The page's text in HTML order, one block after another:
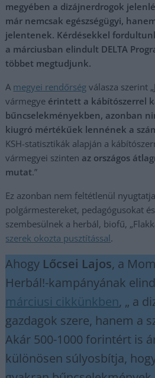
megyében a dizájnerdrogok
már nemcsak egészségügyi,
jelentenek. Kérdésekkel
a márciusban elindult DELTA
többet megtudjunk.
A megyei rendőrség válasza szerint
vármegye érintett a kábítószerrel
bűncselekményekben, azonban
kiugró mértékűek lennének a
KSH-statisztikák alapján a
vármegyei szinten az országos
mutat.”
Ez azonban nem feltétlenül
polgármestereket, pedagógusokat
szembesülnek a herbál, biofű,
szerek okozta pusztítással.
Ahogy Lőcsei Lajos, a
Herbál!-kampányának
márciusi cikkünkben, „ a
gazdagok szere, hanem a
Akár 500-1000 forintért is
különösen súlyosbítja,